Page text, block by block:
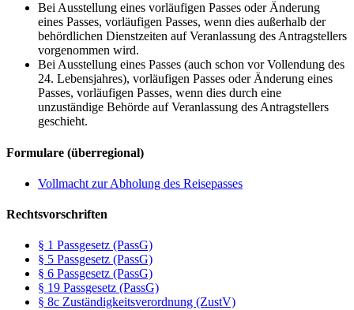
Bei Ausstellung eines vorläufigen Passes oder Änderung
eines Passes, vorläufigen Passes, wenn dies außerhalb der
behördlichen Dienstzeiten auf Veranlassung des Antragstellers
vorgenommen wird.
Bei Ausstellung eines Passes (auch schon vor Vollendung des
24. Lebensjahres), vorläufigen Passes oder Änderung eines
Passes, vorläufigen Passes, wenn dies durch eine
unzuständige Behörde auf Veranlassung des Antragstellers
geschieht.
Formulare (überregional)
Vollmacht zur Abholung des Reisepasses
Rechtsvorschriften
§ 1 Passgesetz (PassG)
§ 5 Passgesetz (PassG)
§ 6 Passgesetz (PassG)
§ 19 Passgesetz (PassG)
§ 8c Zuständigkeitsverordnung (ZustV)